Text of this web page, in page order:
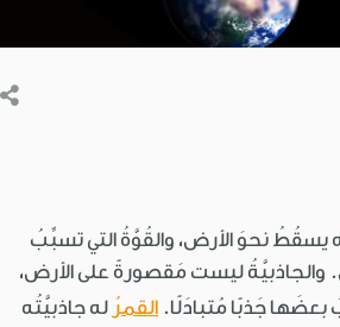
يسقُطُ نحوَ الأرض، والقُوَّةُ التي تسبِّبُ
والجاذبيَّةُ ليست مَقصورةً على الأرض،
جَذبًا مُتبادَلًا. القمرُ له جاذبيَّتُه